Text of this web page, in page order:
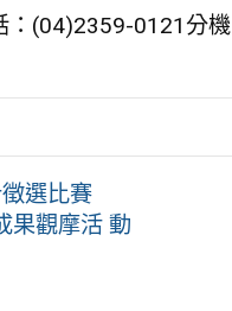
：(04)2359-0121分機
選比賽
果觀摩活 動